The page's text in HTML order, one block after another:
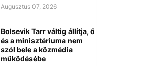
Augusztus 07, 2026
Bolsevik Tarr váltig állítja, ő
és a minisztériuma nem
szól bele a közmédia
működésébe